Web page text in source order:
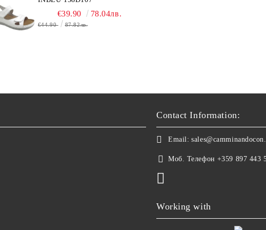
€39.90 78.04лв.
€44.90 87.82лв.
Contact Information:
Email:
Моб. Телефон +359 897 443
Working with